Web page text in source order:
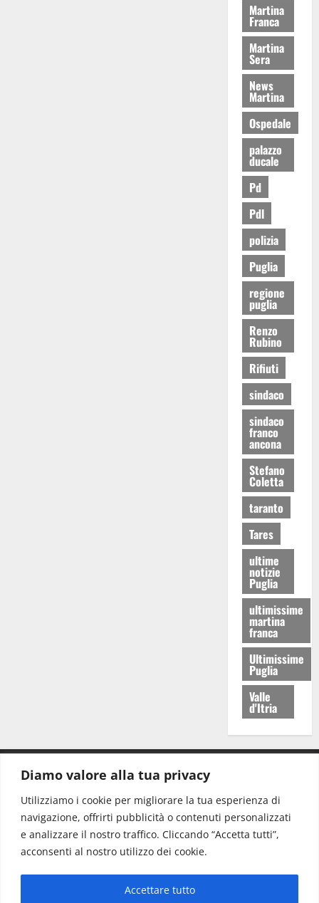
Diamo valore alla tua privacy
Utilizziamo i cookie per migliorare la tua esperienza di
navigazione, offrirti pubblicità o contenuti personalizzati
e analizzare il nostro traffico. Cliccando “Accetta tutti”,
acconsenti al nostro utilizzo dei cookie.
Accettare tutto
Martina
Franca
Martina
Sera
News
Martina
Ospedale
palazzo
ducale
Pd
Pdl
polizia
Puglia
regione
puglia
Renzo
Rubino
Rifiuti
sindaco
sindaco
franco
ancona
Stefano
Coletta
taranto
Tares
ultime
notizie
Puglia
ultimissime
martina
franca
Ultimissime
Puglia
Valle
d'Itria
Redazione: redazione@www.martinasera.it
Direttore:direttore@www.martinasera.it
Info & Commerciale:info@www.martinasera.it